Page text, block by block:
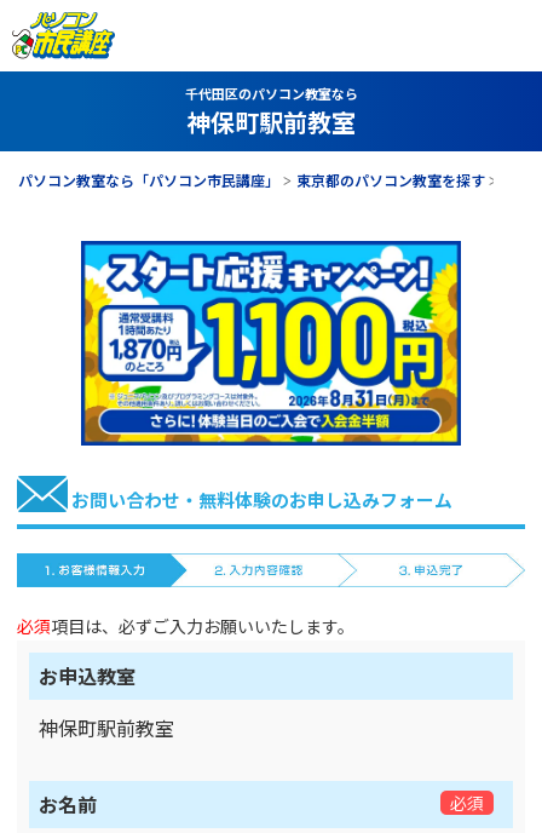
千代田区のパソコン教室なら
神保町駅前教室
パソコン教室なら「パソコン市民講座」 東京都のパソコン教室を探す
お問い合わせ・無料体験のお申し込みフォーム
必須項目は、必ずご入力お願いいたします。
お申込教室
神保町駅前教室
お名前 必須